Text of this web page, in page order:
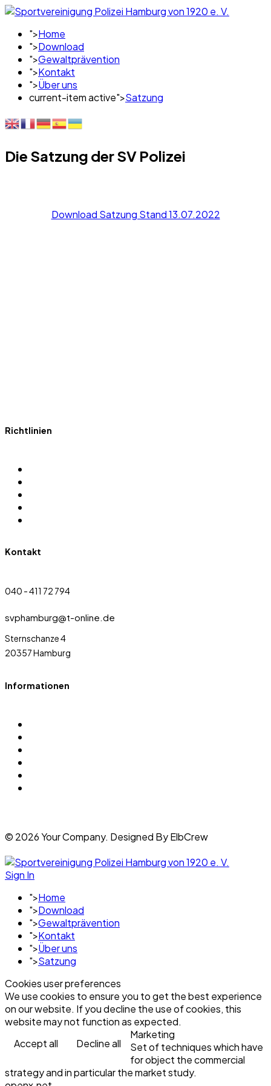
">Home
">Download
">Gewaltprävention
">Kontakt
">Über uns
current-item active">Satzung
Die Satzung der SV Polizei
Download Satzung Stand 13.07.2022
Richtlinien
Kontakt
040 - 411 72 794
svphamburg@t-online.de
Sternschanze 4
20357 Hamburg
Informationen
© 2026 Your Company. Designed By ElbCrew
Sign In
">Home
">Download
">Gewaltprävention
">Kontakt
">Über uns
">Satzung
Cookies user preferences
We use cookies to ensure you to get the best experience
on our website. If you decline the use of cookies, this
website may not function as expected.
Accept all
Decline all
Marketing
Set of techniques which have
for object the commercial
strategy and in particular the market study.